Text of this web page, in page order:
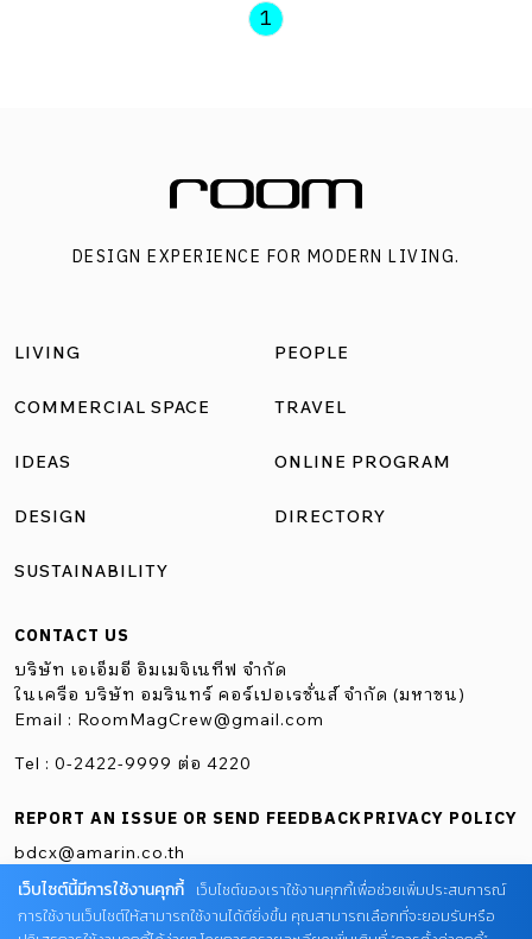
1
DESIGN EXPERIENCE FOR MODERN LIVING.
LIVING
COMMERCIAL SPACE
IDEAS
DESIGN
SUSTAINABILITY
PEOPLE
TRAVEL
ONLINE PROGRAM
DIRECTORY
CONTACT US
บริษัท เอเอ็มอี อิมเมจิเนทีฟ จำกัด
ในเครือ บริษัท อมรินทร์ คอร์เปอเรชั่นส์ จำกัด (มหาชน)
Email : RoomMagCrew@gmail.com
Tel : 0-2422-9999 ต่อ 4220
REPORT AN ISSUE OR SEND FEEDBACK
bdcx@amarin.co.th
PRIVACY POLICY
เว็บไซต์นี้มีการใช้งานคุกกี้
เว็บไซต์ของเราใช้งานคุกกี้เพื่อช่วยเพิ่มประสบการณ์
การใช้งานเว็บไซต์ให้สามารถใช้งานได้ดียิ่งขึ้น คุณสามารถเลือกที่จะยอมรับหรือ